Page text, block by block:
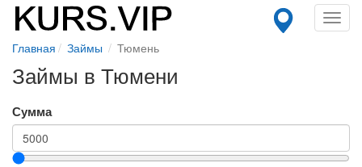
Главная Займы Тюмень
Займы в Тюмени
Сумма